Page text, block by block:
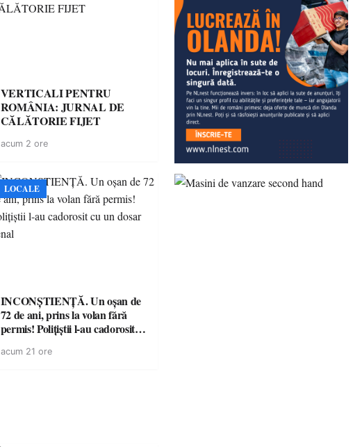
VERTICALI PENTRU
ROMÂNIA: JURNAL DE
CĂLĂTORIE FIJET
acum 2 ore
LOCALE
INCONȘTIENȚĂ. Un oșan de
72 de ani, prins la volan fără
permis! Polițiștii l-au cadorosit
acum 21 ore